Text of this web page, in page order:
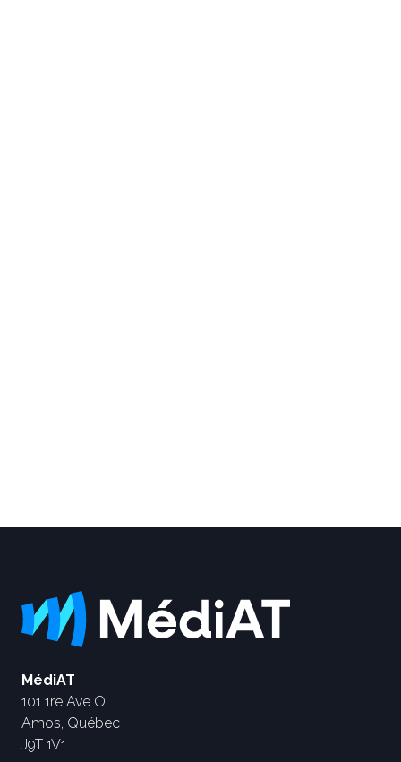
MédiAT
101 1re Ave O
Amos, Québec
J9T 1V1